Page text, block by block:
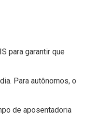
para garantir que
Para autônomos, o
de aposentadoria